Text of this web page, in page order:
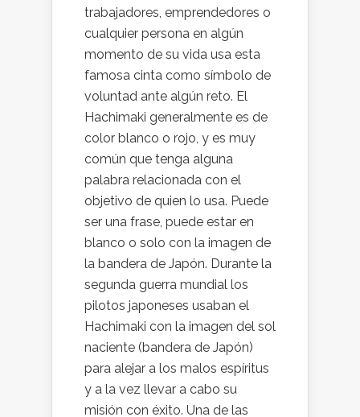
trabajadores, emprendedores o
cualquier persona en algún
momento de su vida usa esta
famosa cinta como símbolo de
voluntad ante algún reto. El
Hachimaki generalmente es de
color blanco o rojo, y es muy
común que tenga alguna
palabra relacionada con el
objetivo de quien lo usa. Puede
ser una frase, puede estar en
blanco o solo con la imagen de
la bandera de Japón. Durante la
segunda guerra mundial los
pilotos japoneses usaban el
Hachimaki con la imagen del sol
naciente (bandera de Japón)
para alejar a los malos espíritus
y a la vez llevar a cabo su
misión con éxito. Una de las